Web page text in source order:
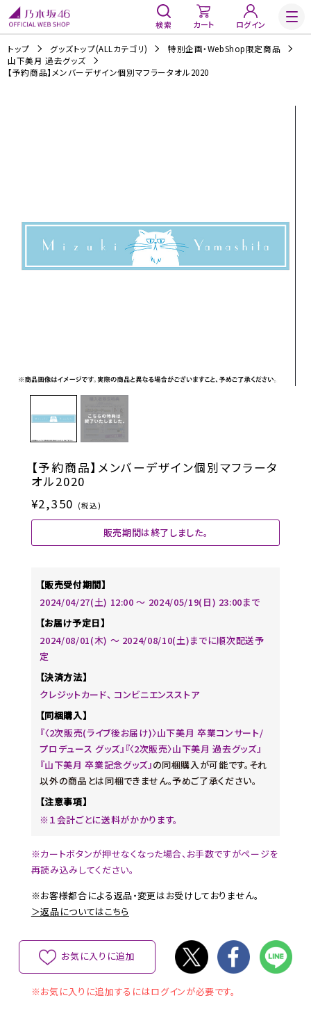
検索 カート ログイン
トップ グッズトップ(ALLカテゴリ)
特別企画・WebShop限定商品
山下美月 過去グッズ
【予約商品】メンバーデザイン個別マフラータオル2020
【予約商品】メンバーデザイン個別マフラータ
オル2020
¥2,350 (税込)
販売期間は終了しました。
【販売受付期間】
2024/04/27(土) 12:00 〜 2024/05/19(日) 23:00まで
【お届け予定日】
2024/08/01(木) 〜 2024/08/10(土)までに順次配送予
定
【決済方法】
クレジットカード、 コンビニエンスストア
【同梱購入】
『〈2次販売(ライブ後お届け)〉山下美月 卒業コンサート/
プロデュース グッズ』『〈2次販売〉山下美月 過去グッズ』
『山下美月 卒業記念グッズ』の同梱購入が可能です。それ
以外の商品とは同梱できません。予めご了承ください。
【注意事項】
※１会計ごとに送料がかかります。
※カートボタンが押せなくなった場合、お手数ですがページを
再読み込みしてください。
※お客様都合による返品・変更はお受けしておりません。
＞返品についてはこちら
お気に入りに追加
※お気に入りに追加するにはログインが必要です。